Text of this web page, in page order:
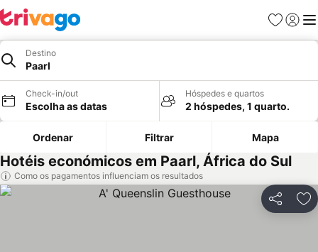
Favoritos
Iniciar
Destino
Paarl
Check-in/out
Escolha as datas
Hóspedes e quartos
2 hóspedes, 1 quarto.
Ordenar Filtrar Mapa
Hotéis económicos em Paarl, África do Sul
Como os pagamentos influenciam os resultados
Partilhar